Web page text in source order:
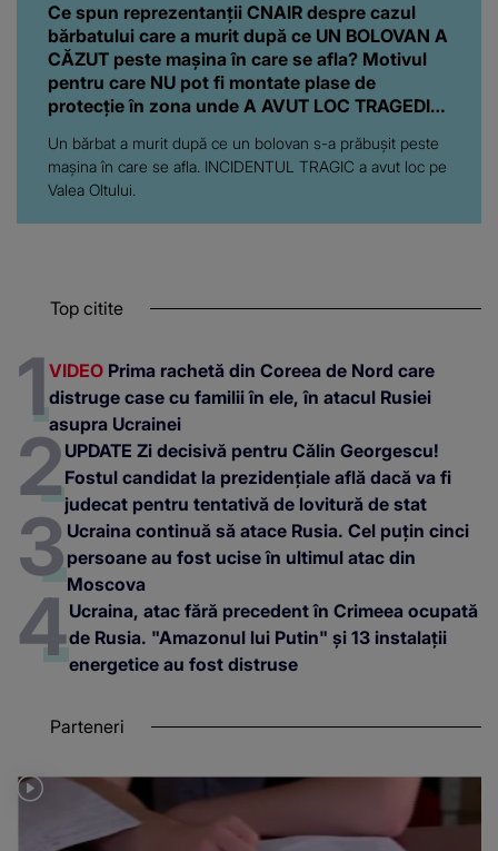
Ce spun reprezentanții CNAIR despre cazul
bărbatului care a murit după ce UN BOLOVAN A
CĂZUT peste mașina în care se afla? Motivul
pentru care NU pot fi montate plase de
protecție în zona unde A AVUT LOC TRAGEDIA:
Un bărbat a murit după ce un bolovan s-a prăbușit peste
mașina în care se afla. INCIDENTUL TRAGIC a avut loc pe
Valea Oltului.
Top citite
VIDEO Prima rachetă din Coreea de Nord care
distruge case cu familii în ele, în atacul Rusiei
asupra Ucrainei
UPDATE Zi decisivă pentru Călin Georgescu!
Fostul candidat la prezidențiale află dacă va fi
judecat pentru tentativă de lovitură de stat
Ucraina continuă să atace Rusia. Cel puțin cinci
persoane au fost ucise în ultimul atac din
Moscova
Ucraina, atac fără precedent în Crimeea ocupată
de Rusia. "Amazonul lui Putin" și 13 instalații
energetice au fost distruse
Parteneri